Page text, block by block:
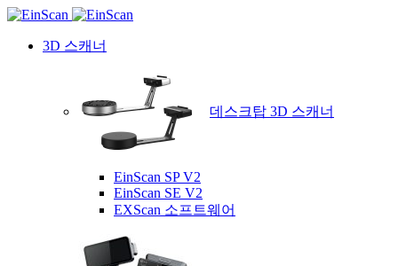
3D 스캐너
데스크탑 3D 스캐너
EinScan SP V2
EinScan SE V2
EXScan 소프트웨어